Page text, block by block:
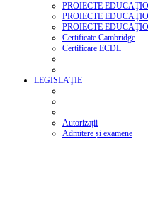
PROIECTE
PROIECTE
PROIECTE
Certificate Cambridge
Certificare ECDL
LEGISLAŢIE
Autorizații
Admitere și examene